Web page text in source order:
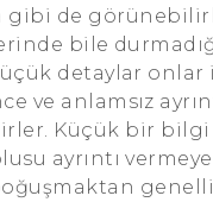
gibi de
bile
detaylar
ve anlamsız
Küçük bir
ayrıntı